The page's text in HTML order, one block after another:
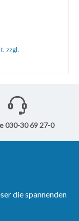
veröffentlicht
Softcover-
zzgl.
030-30 69 27-0
die spannenden